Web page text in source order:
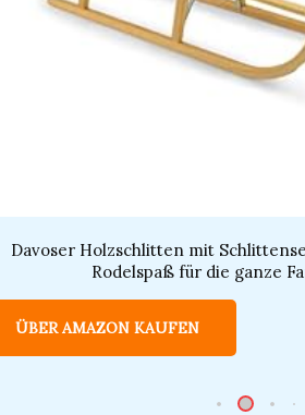
Davoser Holzschlitten mit
Rodelspaß für die ganze
ÜBER AMAZON KAUFEN